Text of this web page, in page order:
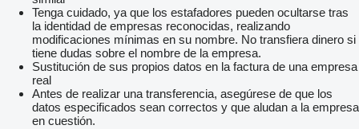
Tenga cuidado, ya que los estafadores pueden ocultarse tras
la identidad de empresas reconocidas, realizando
modificaciones mínimas en su nombre. No transfiera dinero si
tiene dudas sobre el nombre de la empresa.
Sustitución de sus propios datos en la factura de una empresa
real
Antes de realizar una transferencia, asegúrese de que los
datos especificados sean correctos y que aludan a la empresa
en cuestión.